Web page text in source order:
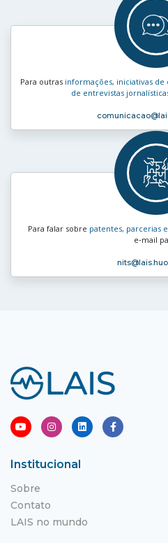
Para outras informações, iniciativas
de entrevistas
comunicacao
Para falar sobre patentes, parcerias
e‑mail
nits
Institucional
Sobre
Contato
LAIS no mundo